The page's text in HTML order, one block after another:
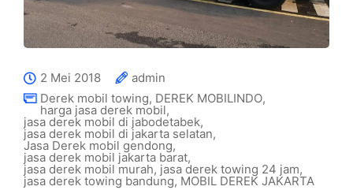
2 Mei 2018
admin
Derek mobil towing, DEREK MOBILINDO,
harga jasa derek mobil,
jasa derek mobil di jabodetabek,
jasa derek mobil di jakarta selatan,
Jasa Derek mobil gendong,
jasa derek mobil jakarta barat,
jasa derek mobil murah, jasa derek towing 24 jam,
jasa derek towing bandung, MOBIL DEREK JAKARTA